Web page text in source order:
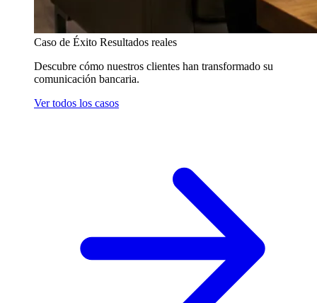
Caso de Éxito Resultados reales
Descubre cómo nuestros clientes han transformado su
comunicación bancaria.
Ver todos los casos